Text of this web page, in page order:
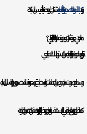
وتركيب الأدوات الصحية وأنابيب المياهبشكل غير جيد عند بداية تأسيس السباكة.
ماهي مؤشرات وجود تسربات المياه بالمباني؟
و ارتفاع ملحوظ بفاتورة المياه عن الاستهلاك الاعتيادي.
و سماع صوت مزعج من الحمامات والمطبخ غير معروف المصدر دون رؤية تسلل للمياه.
كما ظهور بقع للمياه في الاسقف والجدران وظهور رائحة عفن ناتجة عن الرطوبة.